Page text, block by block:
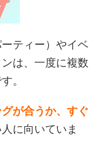
ティー）やイベ
は、一度に複数
。
が合うか、すぐ
に向いていま